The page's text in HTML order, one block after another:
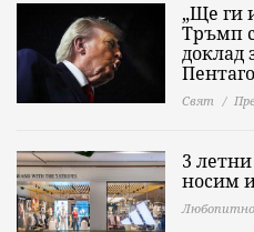
„Ще ги
Тръмп
доклад
Свят
3
носим
Любопитно